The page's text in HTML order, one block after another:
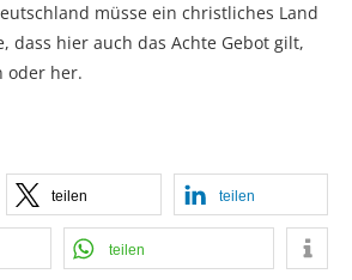
müsse ein christliches Land
dass hier auch das Achte Gebot gilt,
oder her.
teilen teilen
teilen